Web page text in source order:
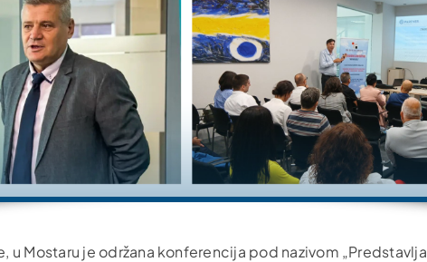
u Mostaru je održana konferencija pod nazivom